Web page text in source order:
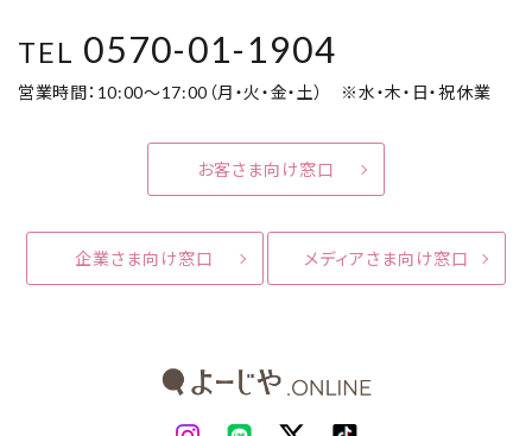
TEL 0570-01-1904
営業時間：10:00～17:00（月・火・金・土） ※水・木・日・祝休業
お客さま向け窓口
企業さま向け窓口 メディアさま向け窓口